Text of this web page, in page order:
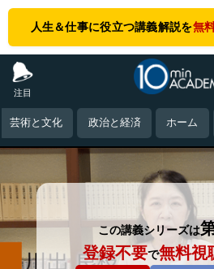
人生＆仕事に役立つ講義解説を無
注目
芸術と文化 政治と経済 ホーム
この講義シリーズは
登録不要で無料視